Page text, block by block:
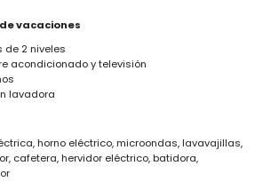
vacaciones
de 2 niveles
acondicionado y televisión
lavadora
horno eléctrico, microondas, lavavajillas,
cafetera, hervidor eléctrico, batidora,